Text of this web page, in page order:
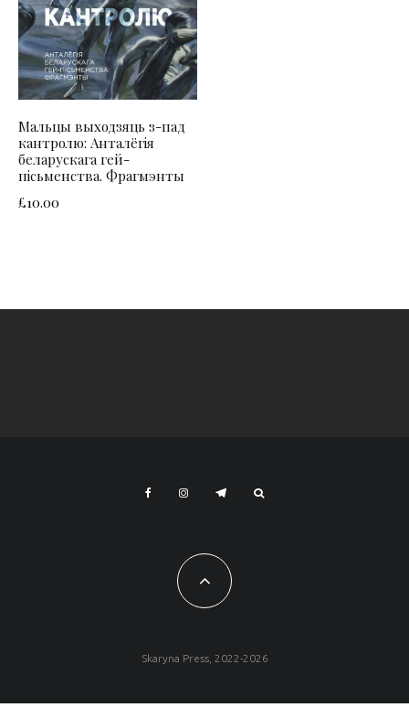
Мальцы выходзяць з-пад
кантролю: Анталёгія
беларускага гей-
пісьменства. Фрагмэнты
£10.00
Skaryna Press, 2022-2026